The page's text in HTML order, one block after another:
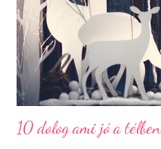
10 dolog ami jó a télben